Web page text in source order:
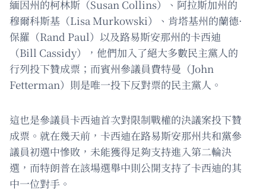
緬因州的柯林斯（Susan Collins）、阿拉斯加州的
穆爾科斯基（Lisa Murkowski）、肯塔基州的蘭德·
保羅（Rand Paul）以及路易斯安那州的卡西迪
（Bill Cassidy），他們加入了絕大多數民主黨人的
行列投下贊成票；而賓州參議員費特曼（John
Fetterman）則是唯一投下反對票的民主黨人。
這也是參議員卡西迪首次對限制戰權的決議案投下贊
成票。就在幾天前，卡西迪在路易斯安那州共和黨參
議員初選中慘敗，未能獲得足夠支持進入第二輪決
選，而特朗普在該場選舉中則公開支持了卡西迪的其
中一位對手。